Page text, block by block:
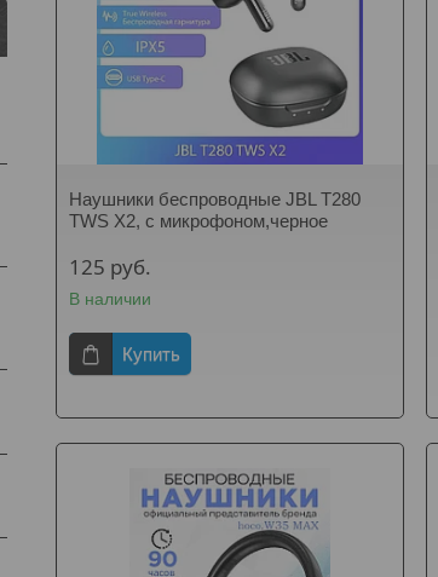
Наушники беспроводные JBL T280
TWS X2, с микрофоном,черное
125 руб.
В наличии
Купить